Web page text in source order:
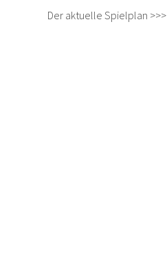
Der aktuelle Spielplan >>>